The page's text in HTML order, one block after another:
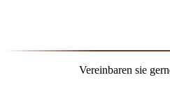
Vereinbaren sie